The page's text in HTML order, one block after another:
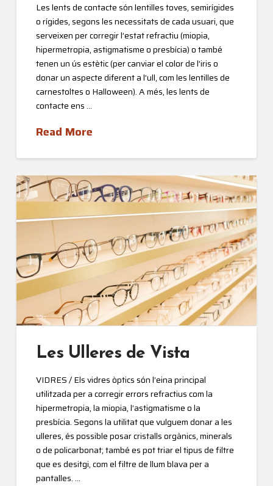
Les lents de contacte són lentilles toves, semirígides
o rígides, segons les necessitats de cada usuari, que
serveixen per corregir l’estat refractiu (miopia,
hipermetropia, astigmatisme o presbícia) o també
tenen un ús estètic (per canviar el color de l’iris o
donar un aspecte diferent a l’ull, com les lentilles de
carnestoltes o Halloween). A més, les lents de
contacte ens …
Read More
Les Ulleres de Vista
VIDRES / Els vidres òptics són l’eina principal
utilitzada per a corregir errors refractius com la
hipermetropia, la miopia, l’astigmatisme o la
presbícia. Segons la utilitat que vulguem donar a les
ulleres, és possible posar cristalls orgànics, minerals
o de policarbonat; també es pot triar el tipus de filtre
que es desitgi, com el filtre de llum blava per a
pantalles. …